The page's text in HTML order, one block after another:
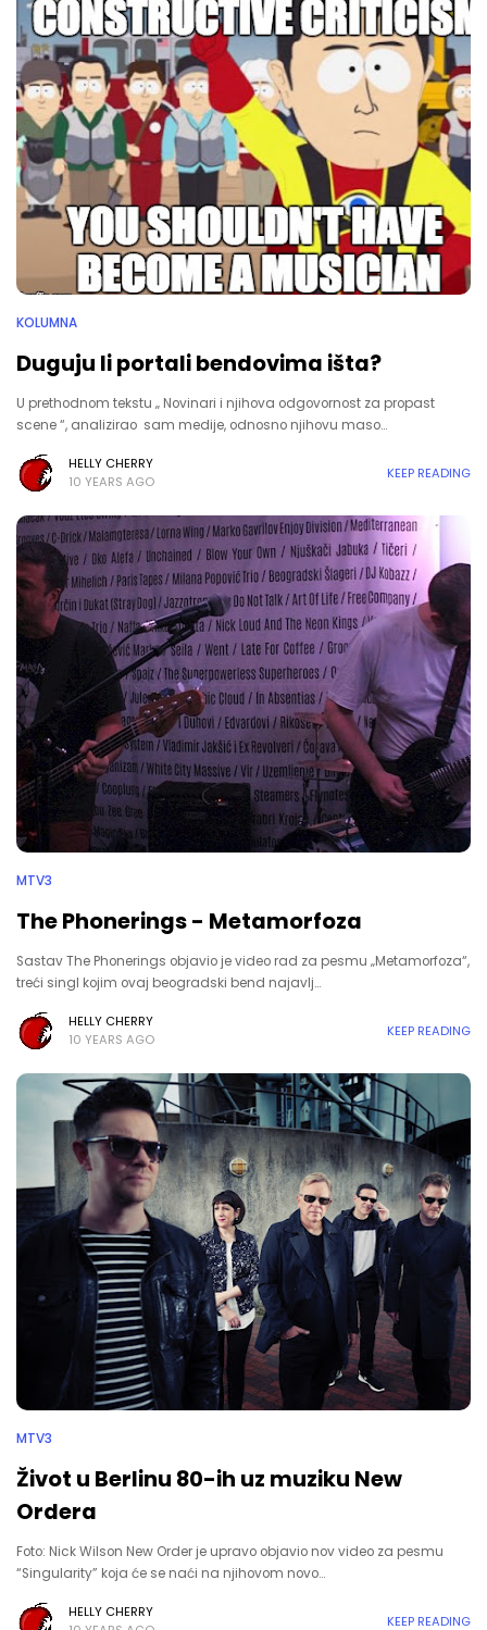
KOLUMNA
Duguju li portali bendovima išta?
U prethodnom tekstu „ Novinari i njihova odgovornost za propast
scene “, analizirao sam medije, odnosno njihovu maso…
HELLY CHERRY
10 YEARS AGO
KEEP READING
MTV3
The Phonerings - Metamorfoza
Sastav The Phonerings objavio je video rad za pesmu „Metamorfoza“,
treći singl kojim ovaj beogradski bend najavlj…
HELLY CHERRY
10 YEARS AGO
KEEP READING
MTV3
Život u Berlinu 80-ih uz muziku New
Ordera
Foto: Nick Wilson New Order je upravo objavio nov video za pesmu
“Singularity” koja će se naći na njihovom novo…
HELLY CHERRY
KEEP READING